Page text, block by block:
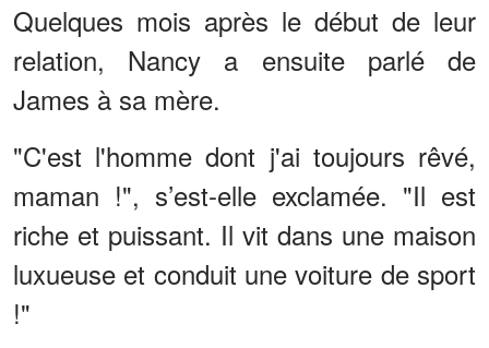
Quelques mois après le début de leur
relation, Nancy a ensuite parlé de
James à sa mère.
"C'est l'homme dont j'ai toujours rêvé,
maman !", s’est-elle exclamée. "Il est
riche et puissant. Il vit dans une maison
luxueuse et conduit une voiture de sport
!"